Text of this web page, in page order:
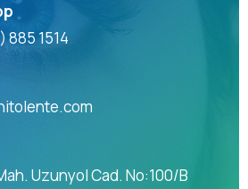
885 1514
Uzunyol Cad. No:100/B